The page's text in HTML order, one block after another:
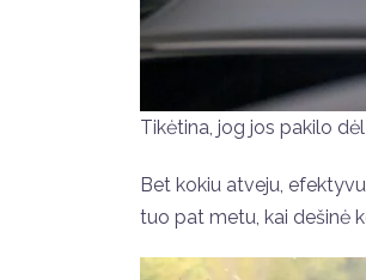
Tikėtina, jog jos pakilo
Bet kokiu atveju,
tuo pat metu, kai dešinė